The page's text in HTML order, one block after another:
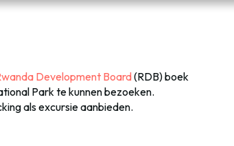
Development Board(RDB) boek
Park te kunnen bezoeken.
als excursie aanbieden.